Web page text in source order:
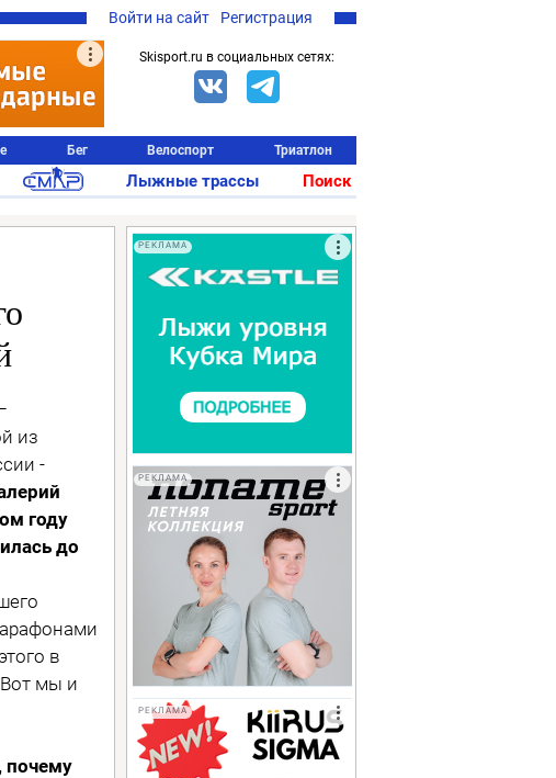
Войти на сайт Регистрация
Skisport.ru в социальных сетях:
Бег Велоспорт Триатлон
Лыжные трассы Поиск
из
-
году
до
в
мы и
почему
РЕКЛАМА
РЕКЛАМА
РЕКЛАМА